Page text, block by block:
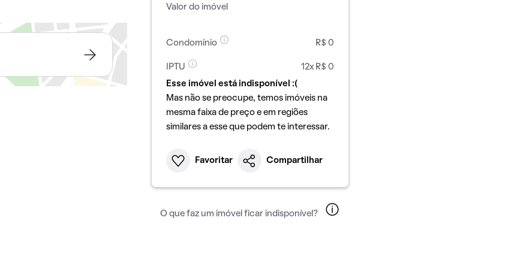
Valor do imóvel
Condomínio R$ 0
IPTU
12x R$ 0
Esse imóvel está indisponível :(
Mas não se preocupe, temos imóveis na
mesma faixa de preço e em regiões
similares a esse que podem te interessar.
Favoritar Compartilhar
O que faz um imóvel ficar indisponível?